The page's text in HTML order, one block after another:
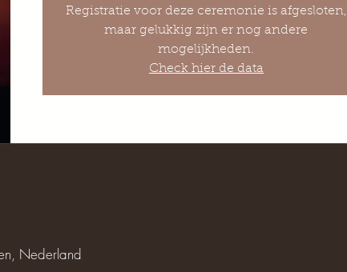
Registratie voor deze ceremonie is afgesloten,
maar gelukkig zijn er nog andere
mogelijkheden.
Check hier de data
Nederland